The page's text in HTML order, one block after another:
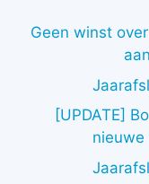
Geen winst
[UPDATE]
nieuwe